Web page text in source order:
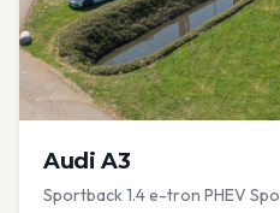
Audi A3
Sportback 1.4 e-tron PHEV